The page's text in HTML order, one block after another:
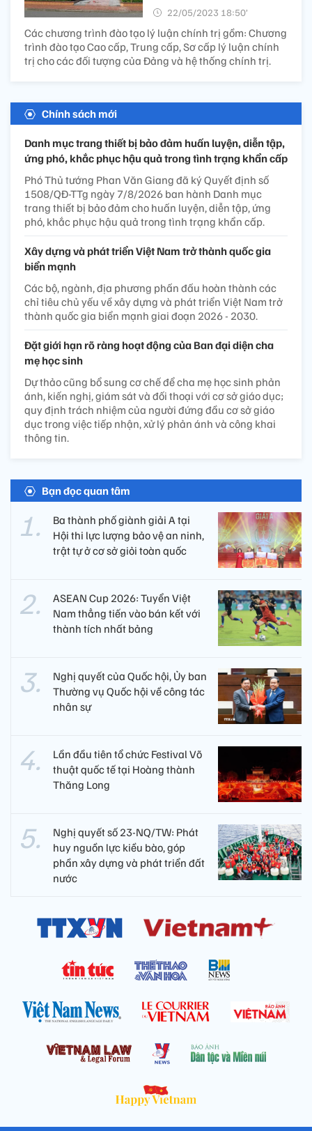
22/05/2023 18:50’
Các chương trình đào tạo lý luận chính trị gồm: Chương
trình đào tạo Cao cấp, Trung cấp, Sơ cấp lý luận chính
trị cho các đối tượng của Đảng và hệ thống chính trị.
Chính sách mới
Danh mục trang thiết bị bảo đảm huấn luyện, diễn tập,
ứng phó, khắc phục hậu quả trong tình trạng khẩn cấp
Phó Thủ tướng Phan Văn Giang đã ký Quyết định số
1508/QĐ-TTg ngày 7/8/2026 ban hành Danh mục
trang thiết bị bảo đảm cho huấn luyện, diễn tập, ứng
phó, khắc phục hậu quả trong tình trạng khẩn cấp.
Xây dựng và phát triển Việt Nam trở thành quốc gia
biển mạnh
Các bộ, ngành, địa phương phấn đấu hoàn thành các
chỉ tiêu chủ yếu về xây dựng và phát triển Việt Nam trở
thành quốc gia biển mạnh giai đoạn 2026 - 2030.
Đặt giới hạn rõ ràng hoạt động của Ban đại diện cha
mẹ học sinh
Dự thảo cũng bổ sung cơ chế để cha mẹ học sinh phản
ánh, kiến nghị, giám sát và đối thoại với cơ sở giáo dục;
quy định trách nhiệm của người đứng đầu cơ sở giáo
dục trong việc tiếp nhận, xử lý phản ánh và công khai
thông tin.
Bạn đọc quan tâm
Ba thành phố giành giải A tại
Hội thi lực lượng bảo vệ an ninh,
trật tự ở cơ sở giỏi toàn quốc
ASEAN Cup 2026: Tuyển Việt
Nam thẳng tiến vào bán kết với
thành tích nhất bảng
Nghị quyết của Quốc hội, Ủy ban
Thường vụ Quốc hội về công tác
nhân sự
Lần đầu tiên tổ chức Festival Võ
thuật quốc tế tại Hoàng thành
Thăng Long
Nghị quyết số 23-NQ/TW: Phát
huy nguồn lực kiều bào, góp
phần xây dựng và phát triển đất
nước